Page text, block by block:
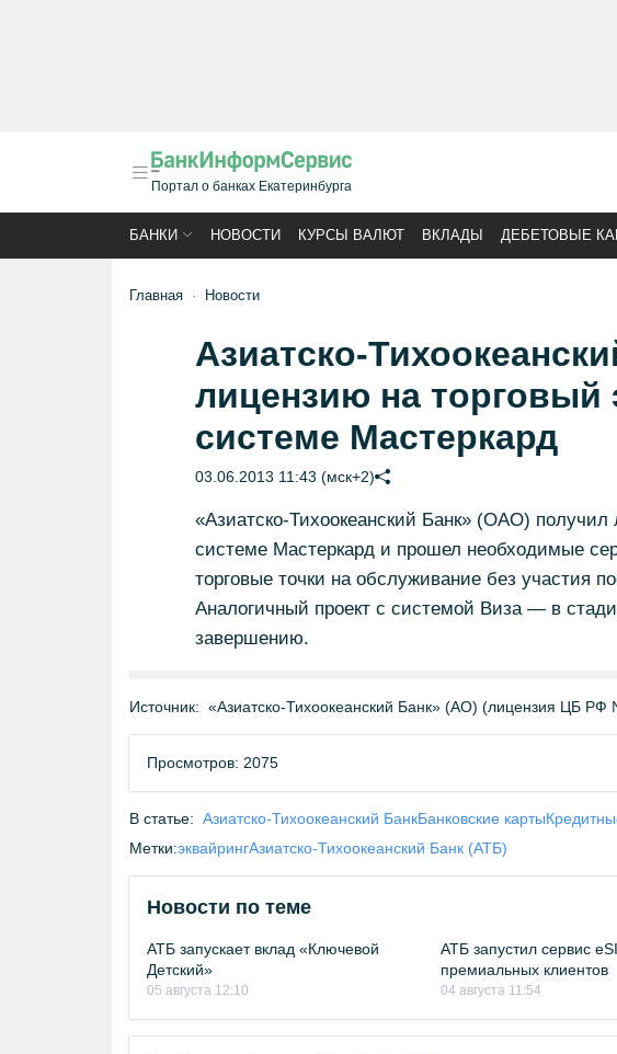
Портал о банках Екатеринбурга
БАНКИ НОВОСТИ КУРСЫ ВАЛЮТ ВКЛАДЫ ДЕБЕТОВЫЕ
Главная Новости
Азиатско-
лицензию на торговый
системе Мастеркард
03.06.2013 11:43 (мск+2)
«Азиатско-Тихоокеанский Банк» (ОАО) получил
системе Мастеркард и прошел необходимые
торговые точки на обслуживание без участия
Аналогичный проект с системой Виза — в
завершению.
Источник: «Азиатско-Тихоокеанский Банк» (АО) (лицензия ЦБ
Просмотров: 2075
В статье: Азиатско-Тихоокеанский БанкБанковские карты
Метки:эквайрингАзиатско-Тихоокеанский Банк (АТБ)
Новости по теме
АТБ запускает вклад «Ключевой
Детский»
05 августа 12:10
АТБ запустил сервис
премиальных клиентов
04 августа 11:54